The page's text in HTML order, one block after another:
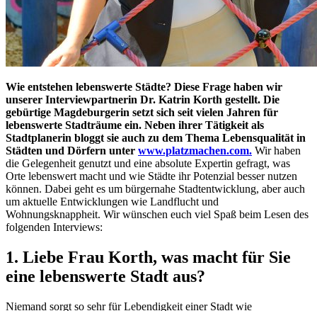
Wie entstehen lebenswerte Städte? Diese Frage haben wir
unserer Interviewpartnerin Dr. Katrin Korth gestellt. Die
gebürtige Magdeburgerin setzt sich seit vielen Jahren für
lebenswerte Stadträume ein. Neben ihrer Tätigkeit als
Stadtplanerin bloggt sie auch zu dem Thema Lebensqualität in
Städten und Dörfern unter www.platzmachen.com. Wir haben
die Gelegenheit genutzt und eine absolute Expertin gefragt, was
Orte lebenswert macht und wie Städte ihr Potenzial besser nutzen
können. Dabei geht es um bürgernahe Stadtentwicklung, aber auch
um aktuelle Entwicklungen wie Landflucht und
Wohnungsknappheit. Wir wünschen euch viel Spaß beim Lesen des
folgenden Interviews:
1. Liebe Frau Korth, was macht für Sie
eine lebenswerte Stadt aus?
Niemand sorgt so sehr für Lebendigkeit einer Stadt wie